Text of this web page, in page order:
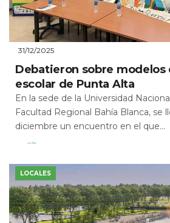
31/12/2025
Debatieron sobre modelos
escolar de Punta Alta
En la sede de la Universidad
Facultad Regional Bahía Blanca, se
diciembre un encuentro en el que...
Leer Más
LOCALES